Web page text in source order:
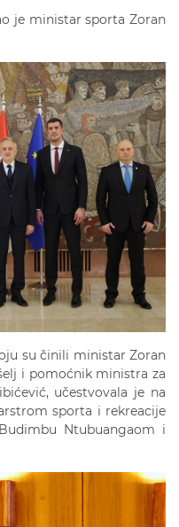
je ministar sporta Zoran
su činili ministar Zoran
i pomoćnik ministra za
učestvovala je na
sporta i rekreacije
Ntubuangaom i